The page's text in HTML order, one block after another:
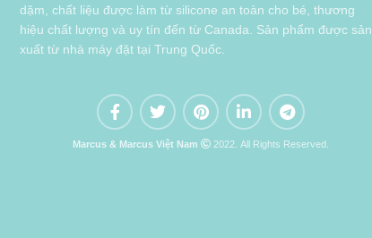
dặm, chất liệu được làm từ silicone an toàn cho bé, thương
hiệu chất lượng và uy tín đến từ Canada. Sản phẩm được sản
xuất từ nhà máy đặt tại Trung Quốc.
Marcus & Marcus Việt Nam 2022. All Rights Reserved.